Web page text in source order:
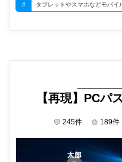
# タブレットやスマホなどモバイ
【再現】PCパ
245件 189件